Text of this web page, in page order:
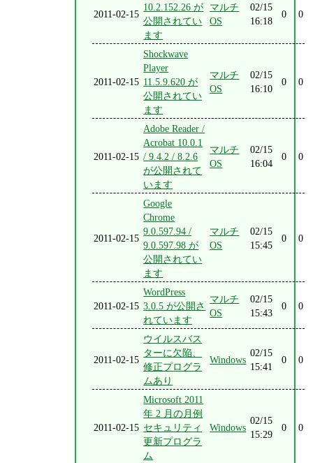
2011-02-15
10.2.152.26 が
公開されてい
ます
マルチ
OS
02/15
16:18
0 0
2011-02-15
Shockwave
Player
11.5.9.620 が
公開されてい
ます
マルチ
OS
02/15
16:10
0 0
2011-02-15
Adobe Reader /
Acrobat 10.0.1
/ 9.4.2 / 8.2.6
が公開されて
います
マルチ
OS
02/15
16:04
0 0
2011-02-15
Google
Chrome
9.0.597.94 /
9.0.597.98 が
公開されてい
ます
マルチ
OS
02/15
15:45
0 0
2011-02-15
WordPress
3.0.5 が公開さ
れています
マルチ
OS
02/15
15:43
0 0
2011-02-15
ウイルスバス
ターに欠陥、
修正プログラ
ムあり
Windows
02/15
15:41
0 0
2011-02-15
Microsoft 2011
年 2 月の月例
セキュリティ
更新プログラ
ム
Windows
02/15
15:29
0 0